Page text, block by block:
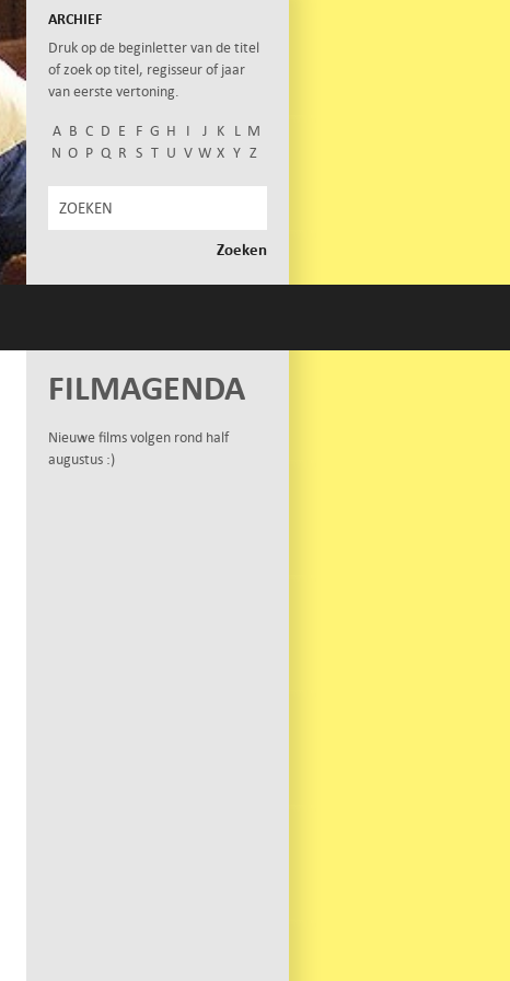
ARCHIEF
Druk op de beginletter van de titel
of zoek op titel, regisseur of jaar
van eerste vertoning.
A B C D E F G H I J K L M
N O P Q R S T U V W X Y Z
FILMAGENDA
Nieuwe films volgen rond half
augustus :)